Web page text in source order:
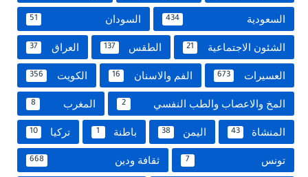
السعودية 434 السودان 51
الشئون الاجتماعية 21 الطقس 137 العراق 37
العسيرات 673 الفم والاسنان 16 الكويت 356
المخ والاعصاب والطب النفسي 2 المغرب 8
المنشاة 43 اليمن 38 باطنة 1 تركيا 10
تونس 7 ثقافة ودين 668